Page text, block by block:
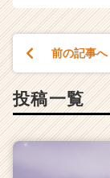
前の記事へ
投稿一覧